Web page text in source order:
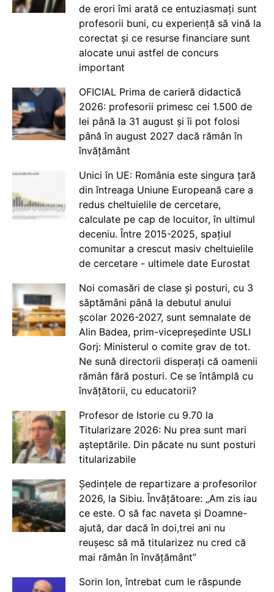
de erori îmi arată ce entuziasmați sunt
profesorii buni, cu experiență să vină la
corectat și ce resurse financiare sunt
alocate unui astfel de concurs
important
OFICIAL Prima de carieră didactică
2026: profesorii primesc cei 1.500 de
lei până la 31 august și îi pot folosi
până în august 2027 dacă rămân în
învățământ
Unici în UE: România este singura țară
din întreaga Uniune Europeană care a
redus cheltuielile de cercetare,
calculate pe cap de locuitor, în ultimul
deceniu. Între 2015-2025, spațiul
comunitar a crescut masiv cheltuielile
de cercetare - ultimele date Eurostat
Noi comasări de clase și posturi, cu 3
săptămâni până la debutul anului
școlar 2026-2027, sunt semnalate de
Alin Badea, prim-vicepreședinte USLI
Gorj: Ministerul o comite grav de tot.
Ne sună directorii disperați că oamenii
rămân fără posturi. Ce se întâmplă cu
învățătorii, cu educatorii?
Profesor de Istorie cu 9.70 la
Titularizare 2026: Nu prea sunt mari
așteptările. Din păcate nu sunt posturi
titularizabile
Ședințele de repartizare a profesorilor
2026, la Sibiu. Învățătoare: „Am zis iau
ce este. O să fac naveta și Doamne-
ajută, dar dacă în doi,trei ani nu
reușesc să mă titularizez nu cred că
mai rămân în învățământ”
Sorin Ion, întrebat cum le răspunde